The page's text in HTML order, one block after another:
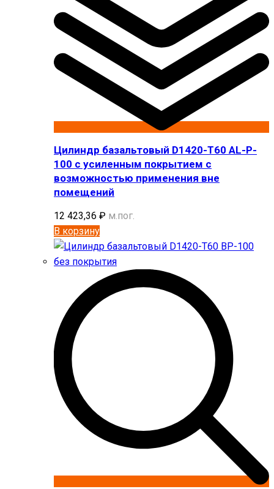
Цилиндр базальтовый D1420-T60 AL-P-
100 с усиленным покрытием с
возможностью применения вне
помещений
12 423,36 ₽ м.пог.
В корзину